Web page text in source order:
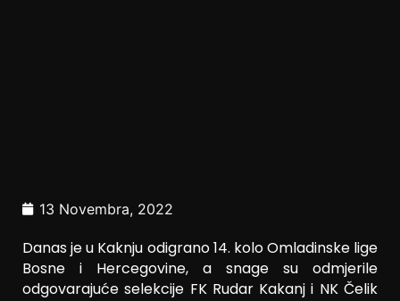
13 Novembra, 2022
Danas je u Kaknju odigrano 14. kolo Omladinske lige
Bosne i Hercegovine, a snage su odmjerile
odgovarajuće selekcije FK Rudar Kakanj i NK Čelik